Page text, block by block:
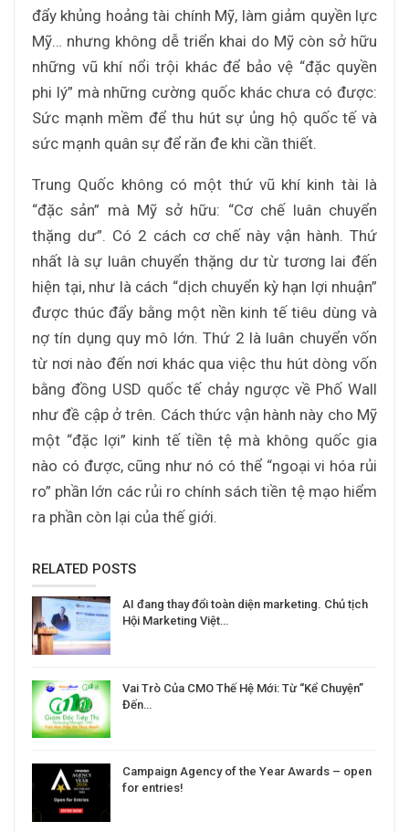
đẩy khủng hoảng tài chính Mỹ, làm giảm quyền lực
Mỹ… nhưng không dễ triển khai do Mỹ còn sở hữu
những vũ khí nổi trội khác để bảo vệ “đặc quyền
phi lý” mà những cường quốc khác chưa có được:
Sức mạnh mềm để thu hút sự ủng hộ quốc tế và
sức mạnh quân sự để răn đe khi cần thiết.
Trung Quốc không có một thứ vũ khí kinh tài là
“đặc sản” mà Mỹ sở hữu: “Cơ chế luân chuyển
thặng dư”. Có 2 cách cơ chế này vận hành. Thứ
nhất là sự luân chuyển thặng dư từ tương lai đến
hiện tại, như là cách “dịch chuyển kỳ hạn lợi nhuận”
được thúc đẩy bằng một nền kinh tế tiêu dùng và
nợ tín dụng quy mô lớn. Thứ 2 là luân chuyển vốn
từ nơi nào đến nơi khác qua việc thu hút dòng vốn
bằng đồng USD quốc tế chảy ngược về Phố Wall
như đề cập ở trên. Cách thức vận hành này cho Mỹ
một “đặc lợi” kinh tế tiền tệ mà không quốc gia
nào có được, cũng như nó có thể “ngoại vi hóa rủi
ro” phần lớn các rủi ro chính sách tiền tệ mạo hiểm
ra phần còn lại của thế giới.
RELATED POSTS
AI đang thay đổi toàn diện marketing. Chủ tịch
Hội Marketing Việt…
Vai Trò Của CMO Thế Hệ Mới: Từ “Kể Chuyện”
Đến…
Campaign Agency of the Year Awards – open
for entries!